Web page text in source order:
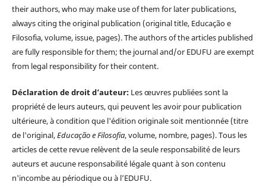
their authors, who may make use of them for later publications,
always citing the original publication (original title, Educação e
Filosofia, volume, issue, pages). The authors of the articles published
are fully responsible for them; the journal and/or EDUFU are exempt
from legal responsibility for their content.
Déclaration de droit d’auteur: Les œuvres publiées sont la
propriété de leurs auteurs, qui peuvent les avoir pour publication
ultérieure, à condition que l'édition originale soit mentionnée (titre
de l'original,Educação e Filosofia, volume, nombre, pages). Tous les
articles de cette revue relèvent de la seule responsabilité de leurs
auteurs et aucune responsabilité légale quant à son contenu
n'incombe au périodique ou à l’EDUFU.